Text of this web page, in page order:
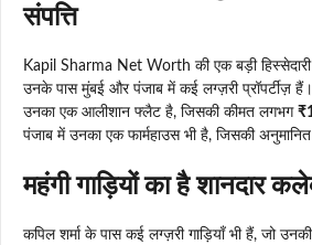
संपत्ति
Kapil Sharma Net Worth की एक बड़ी हिस्सेदारी
उनके पास मुंबई और पंजाब में कई लग्ज़री प्रॉपर्टीज़
उनका एक आलीशान फ्लैट है, जिसकी कीमत लगभग
पंजाब में उनका एक फार्महाउस भी है, जिसकी
महंगी गाड़ियों का है शानदार
कपिल शर्मा के पास कई लग्ज़री गाड़ियाँ भी हैं, जो